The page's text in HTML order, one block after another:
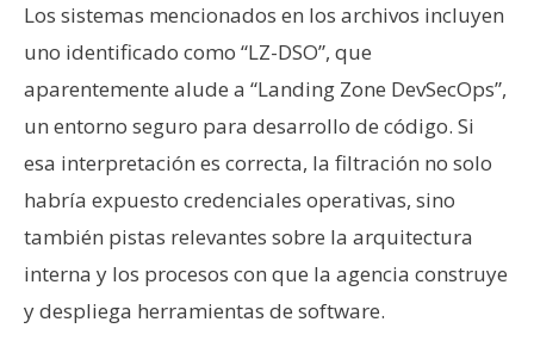
Los sistemas mencionados en los archivos incluyen
uno identificado como “LZ-DSO”, que
aparentemente alude a “Landing Zone DevSecOps”,
un entorno seguro para desarrollo de código. Si
esa interpretación es correcta, la filtración no solo
habría expuesto credenciales operativas, sino
también pistas relevantes sobre la arquitectura
interna y los procesos con que la agencia construye
y despliega herramientas de software.